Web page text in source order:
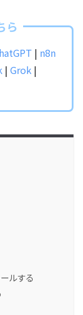
ら
| n8n
| Grok |
ルする